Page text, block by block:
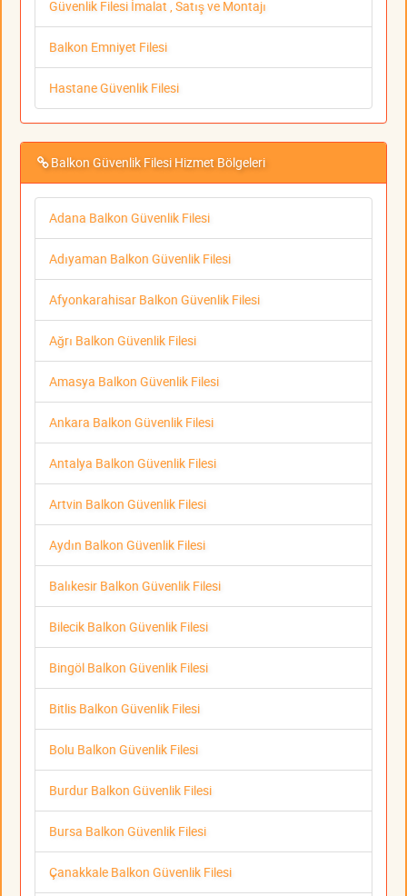
Güvenlik Filesi İmalat , Satış ve Montajı
Balkon Emniyet Filesi
Hastane Güvenlik Filesi
Balkon Güvenlik Filesi Hizmet Bölgeleri
Adana Balkon Güvenlik Filesi
Adıyaman Balkon Güvenlik Filesi
Afyonkarahisar Balkon Güvenlik Filesi
Ağrı Balkon Güvenlik Filesi
Amasya Balkon Güvenlik Filesi
Ankara Balkon Güvenlik Filesi
Antalya Balkon Güvenlik Filesi
Artvin Balkon Güvenlik Filesi
Aydın Balkon Güvenlik Filesi
Balıkesir Balkon Güvenlik Filesi
Bilecik Balkon Güvenlik Filesi
Bingöl Balkon Güvenlik Filesi
Bitlis Balkon Güvenlik Filesi
Bolu Balkon Güvenlik Filesi
Burdur Balkon Güvenlik Filesi
Bursa Balkon Güvenlik Filesi
Çanakkale Balkon Güvenlik Filesi